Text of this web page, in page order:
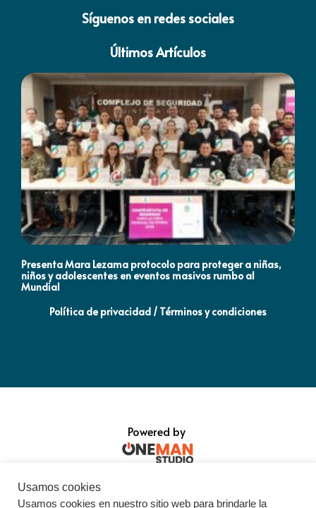
Síguenos en redes sociales
Últimos Artículos
Presenta Mara Lezama protocolo para proteger a niñas,
niños y adolescentes en eventos masivos rumbo al
Mundial
Política de privacidad / Términos y condiciones
Powered by
Usamos cookies
Usamos cookies en nuestro sitio web para brindarle la